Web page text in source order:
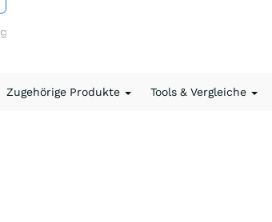
Zugehörige Produkte Tools & Vergleiche